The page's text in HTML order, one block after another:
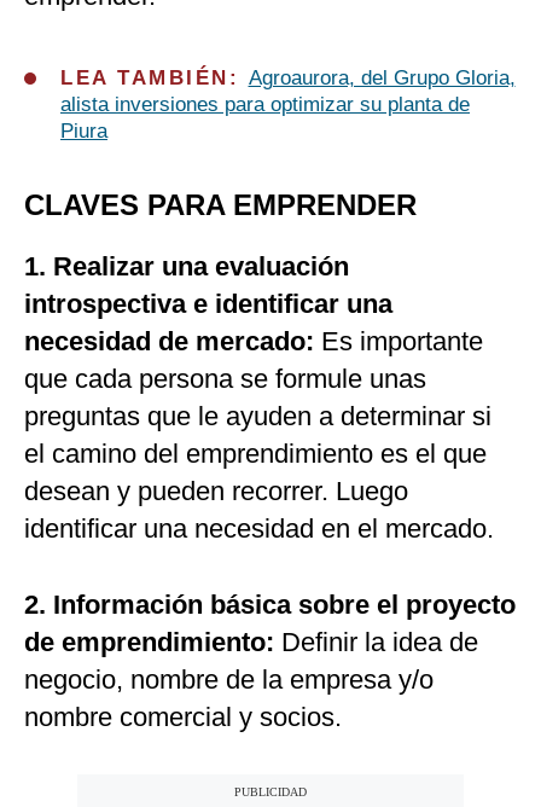
LEA TAMBIÉN: Agroaurora, del Grupo Gloria,
alista inversiones para optimizar su planta de
Piura
CLAVES PARA EMPRENDER
1. Realizar una evaluación
introspectiva e identificar una
necesidad de mercado: Es importante
que cada persona se formule unas
preguntas que le ayuden a determinar si
el camino del emprendimiento es el que
desean y pueden recorrer. Luego
identificar una necesidad en el mercado.
2. Información básica sobre el proyecto
de emprendimiento: Definir la idea de
negocio, nombre de la empresa y/o
nombre comercial y socios.